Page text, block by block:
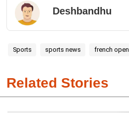
Deshbandhu
Sports sports news french open
Related Stories